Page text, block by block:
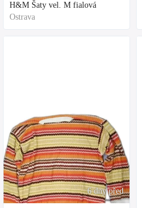
H&M Šaty vel. M fialová
Ostrava
6 dny před